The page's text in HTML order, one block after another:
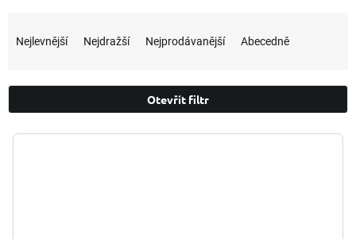
n
í
r
Nejlevnější Nejdražší Nejprodávanější Abecedně
Otevřít filtr
V